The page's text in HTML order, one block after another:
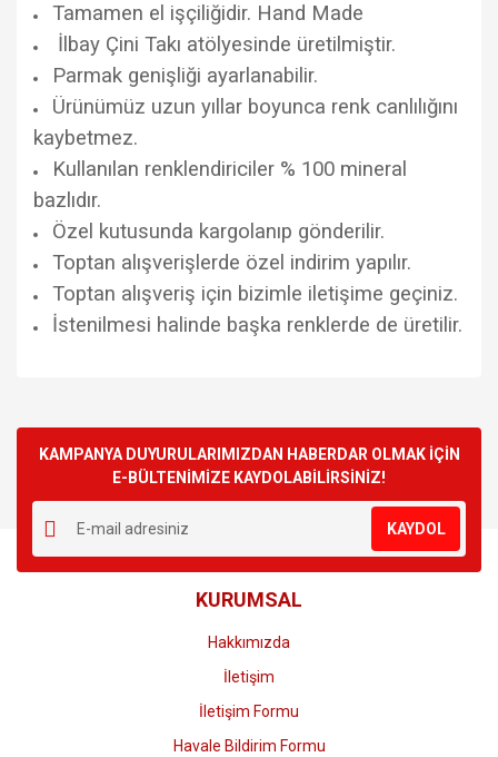
Tamamen el işçiliğidir. Hand Made
İlbay Çini Takı atölyesinde üretilmiştir.
Parmak genişliği ayarlanabilir.
Ürünümüz uzun yıllar boyunca renk canlılığını
kaybetmez.
Kullanılan renklendiriciler % 100 mineral
bazlıdır.
Özel kutusunda kargolanıp gönderilir.
Toptan alışverişlerde özel indirim yapılır.
Toptan alışveriş için bizimle iletişime geçiniz.
İstenilmesi halinde başka renklerde de üretilir.
Yorum Yaz
kullanarak tarafımıza iletebilirsiniz.
Görüş ve önerileriniz için teşekkür ederiz.
Ürün resmi kalitesiz, bozuk veya görüntülenemiyor.
Ürün açıklamasında eksik bilgiler bulunuyor.
Ürün bilgilerinde hatalar bulunuyor.
Ürün fiyatı diğer sitelerden daha pahalı.
KAMPANYA DUYURULARIMIZDAN HABERDAR OLMAK İÇİN
E-BÜLTENİMİZE KAYDOLABİLİRSİNİZ!
KAYDOL
KURUMSAL
Hakkımızda
İletişim
İletişim Formu
Havale Bildirim Formu